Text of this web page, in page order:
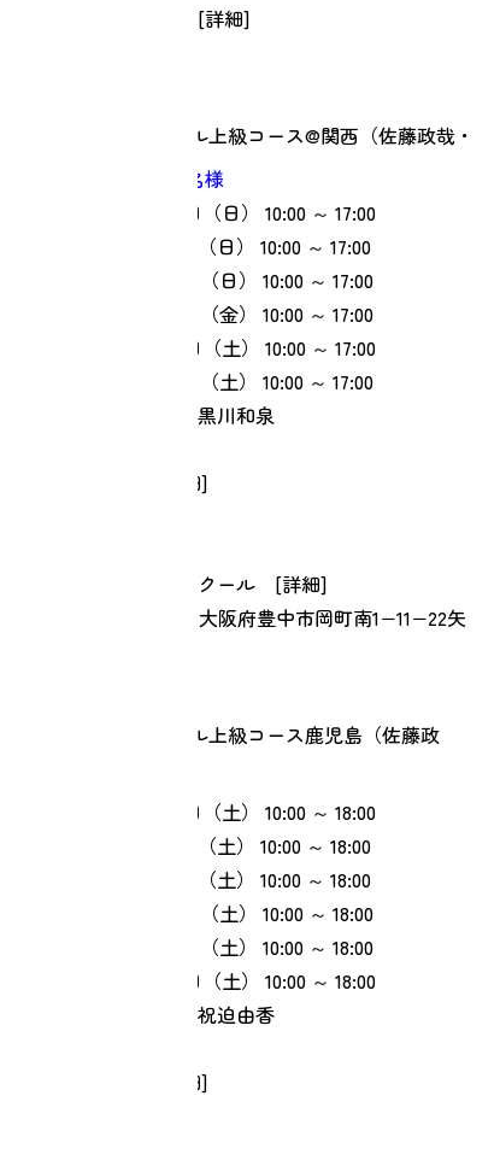
【会場】東京都内 [詳細]
リターンスクール上級コース@関西（佐藤政哉・
残り1名様
① 2026年09月20日（日）
10:00 ～ 17:00
② 2026年10月18日（日）
10:00 ～ 17:00
③ 2026年12月06日（日）
10:00 ～ 17:00
④ 2027年01月08日（金）
10:00 ～ 17:00
⑤ 2027年02月06日（土）
10:00 ～ 17:00
⑥ 2027年03月13日（土）
10:00 ～ 17:00
【担当】佐藤政哉 黒川和泉
詳細]
【会場】楽読豊中スクール [詳細]
【住所】〒561-0883 大阪府豊中市岡町南1−11−22矢
リターンスクール上級コース鹿児島（佐藤政
① 2026年09月26日（土）
10:00 ～ 18:00
② 2026年10月31日（土）
10:00 ～ 18:00
③ 2026年11月28日（土）
10:00 ～ 18:00
④ 2026年12月26日（土）
10:00 ～ 18:00
⑤ 2027年01月23日（土）
10:00 ～ 18:00
⑥ 2027年02月27日（土）
10:00 ～ 18:00
【担当】佐藤政哉 祝迫由香
詳細]